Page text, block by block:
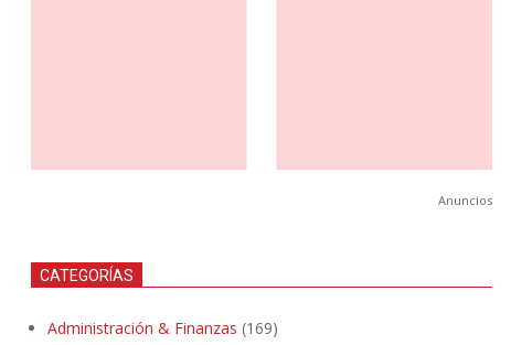
Anuncios
CATEGORÍAS
Administración & Finanzas (169)